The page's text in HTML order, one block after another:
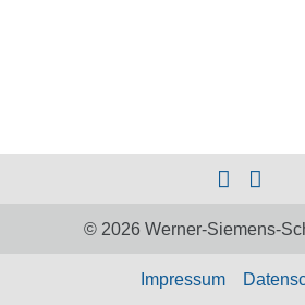
© 2026 Werner-Siemens-
Impressum